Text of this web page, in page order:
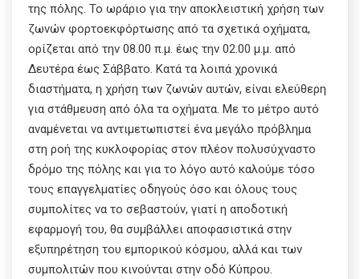
της πόλης. Το ωράριο για την αποκλειστική χρήση των
ζωνών φορτοεκφόρτωσης από τα σχετικά οχήματα,
ορίζεται από την 08.00 π.μ. έως την 02.00 μ.μ. από
Δευτέρα έως Σάββατο. Κατά τα λοιπά χρονικά
διαστήματα, η χρήση των ζωνών αυτών, είναι ελεύθερη
για στάθμευση από όλα τα οχήματα. Με το μέτρο αυτό
αναμένεται να αντιμετωπιστεί ένα μεγάλο πρόβλημα
στη ροή της κυκλοφορίας στον πλέον πολυσύχναστο
δρόμο της πόλης και για το λόγο αυτό καλούμε τόσο
τους επαγγελματίες οδηγούς όσο και όλους τους
συμπολίτες να το σεβαστούν, γιατί η αποδοτική
εφαρμογή του, θα συμβάλλει αποφασιστικά στην
εξυπηρέτηση του εμπορικού κόσμου, αλλά και των
συμπολιτών που κινούνται στην οδό Κύπρου.